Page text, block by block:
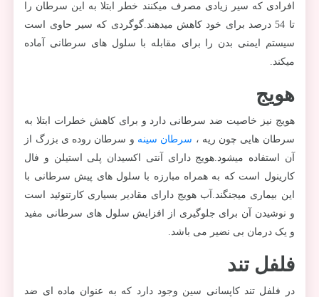
افرادی که سیر زیادی مصرف میکنند خطر ابتلا به این سرطان را
تا 54 درصد برای خود کاهش میدهند.گوگردی که سیر حاوی است
سیستم ایمنی بدن را برای مقابله با سلول های سرطانی آماده
میکند.
هویج
هویج نیز خاصیت ضد سرطانی دارد و برای کاهش خطرات ابتلا به
سرطان هایی چون ریه ، سرطان سینه و سرطان روده ی بزرگ از
آن استفاده میشود.هویج دارای آنتی اکسیدان پلی استیلن و فال
کارینول است که به همراه مبارزه با سلول های پیش سرطانی با
این بیماری میجنگند.آب هویج دارای مقادیر بسیاری کارتنوئید است
و نوشیدن آن برای جلوگیری از افزایش سلول های سرطانی مفید
و یک درمان بی نضیر می باشد.
فلفل تند
در فلفل تند کاپسانی سین وجود دارد که به عنوان ماده ای ضد